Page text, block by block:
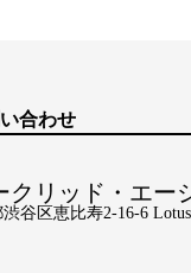
合わせ
クリッド・エー
谷区恵比寿2-16-6